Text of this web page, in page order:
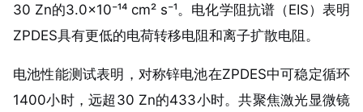
30 Zn的3.0×10⁻¹⁴ cm² s⁻¹。电化学阻抗谱（EIS）表明
ZPDES具有更低的电荷转移电阻和离子扩散电阻。
电池性能测试表明，对称锌电池在ZPDES中可稳定循环
1400小时，远超30 Zn的433小时。共聚焦激光显微镜